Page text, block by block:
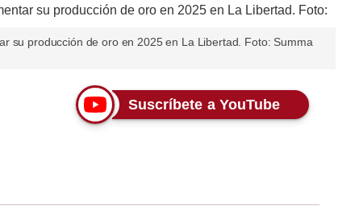
su producción de oro en 2025 en La Libertad. Foto: Summa
Suscríbete a YouTube